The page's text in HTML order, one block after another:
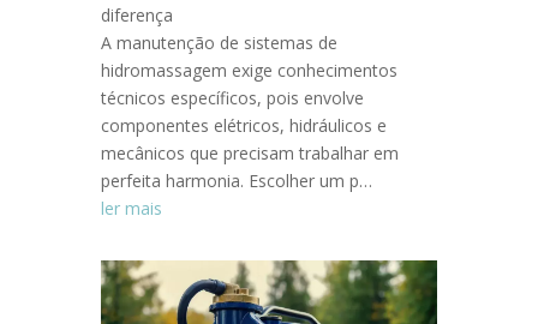
diferença
A manutenção de sistemas de
hidromassagem exige conhecimentos
técnicos específicos, pois envolve
componentes elétricos, hidráulicos e
mecânicos que precisam trabalhar em
perfeita harmonia. Escolher um p…
ler mais